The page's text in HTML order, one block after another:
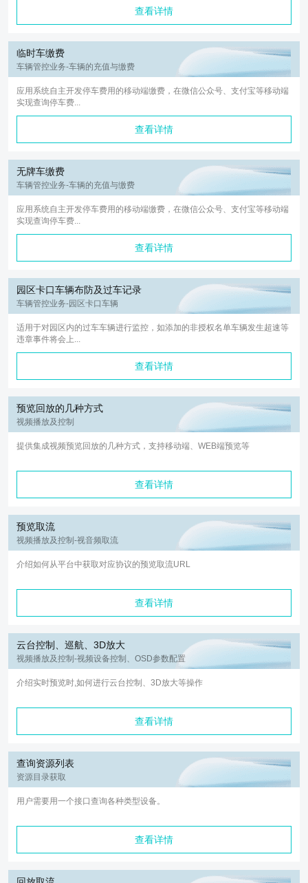
查看详情
临时车缴费
车辆管控业务-车辆的充值与缴费
应用系统自主开发停车费用的移动端缴费，在微信公众号、支付宝等移动端
实现查询停车费...
查看详情
无牌车缴费
车辆管控业务-车辆的充值与缴费
应用系统自主开发停车费用的移动端缴费，在微信公众号、支付宝等移动端
实现查询停车费...
查看详情
园区卡口车辆布防及过车记录
车辆管控业务-园区卡口车辆
适用于对园区内的过车车辆进行监控，如添加的非授权名单车辆发生超速等
违章事件将会上...
查看详情
预览回放的几种方式
视频播放及控制
提供集成视频预览回放的几种方式，支持移动端、WEB端预览等
查看详情
预览取流
视频播放及控制-视音频取流
介绍如何从平台中获取对应协议的预览取流URL
查看详情
云台控制、巡航、3D放大
视频播放及控制-视频设备控制、OSD参数配置
介绍实时预览时,如何进行云台控制、3D放大等操作
查看详情
查询资源列表
资源目录获取
用户需要用一个接口查询各种类型设备。
查看详情